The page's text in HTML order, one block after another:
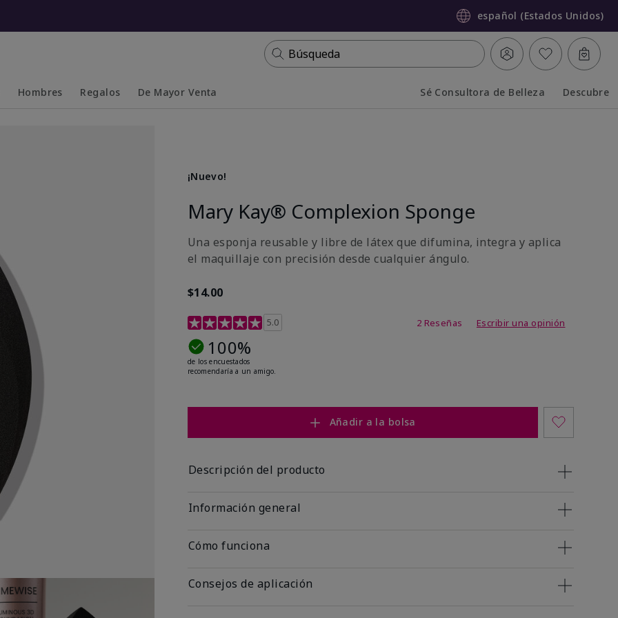
español (Estados Unidos)
Búsqueda
Hombres Regalos De Mayor Venta Sé Consultora de Belleza Descubre
¡Nuevo!
Mary Kay® Complexion Sponge
Una esponja reusable y libre de látex que difumina, integra y aplica
el maquillaje con precisión desde cualquier ángulo.
$14.00
Calificación de clientes de 5 de 5
5.0 2 Reseñas Escribir una opinión
100%
de los encuestados
recomendaría a un amigo.
Añadir a la bolsa
Descripción del producto
Información general
Cómo funciona
Consejos de aplicación